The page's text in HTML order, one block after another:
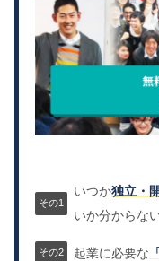
いつか独立・
いか分からな
起業に必要な